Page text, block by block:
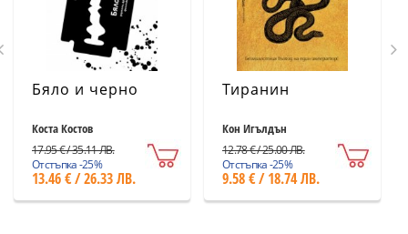
Бяло и черно
Коста Костов
17.95 € / 35.11 ЛВ.
Отстъпка -25%
13.46 € / 26.33 ЛВ.
Тиранин
Кон Игълдън
12.78 € / 25.00 ЛВ.
Отстъпка -25%
9.58 € / 18.74 ЛВ.